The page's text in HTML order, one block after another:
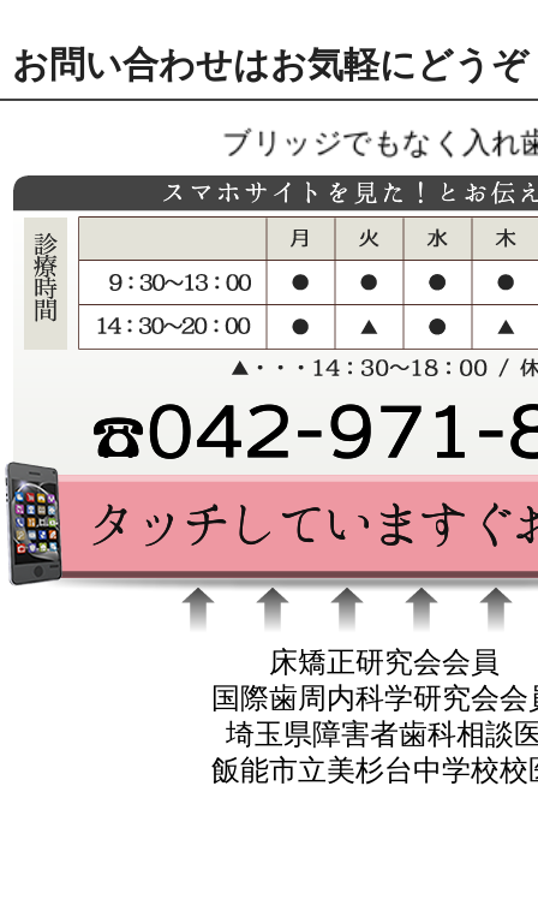
お問い合わせはお気軽にどうぞ
ブリッジでもなく入れ歯でも
床矯正研究会会員
国際歯周内科学研究会会
埼玉県障害者歯科相談
飯能市立美杉台中学校校